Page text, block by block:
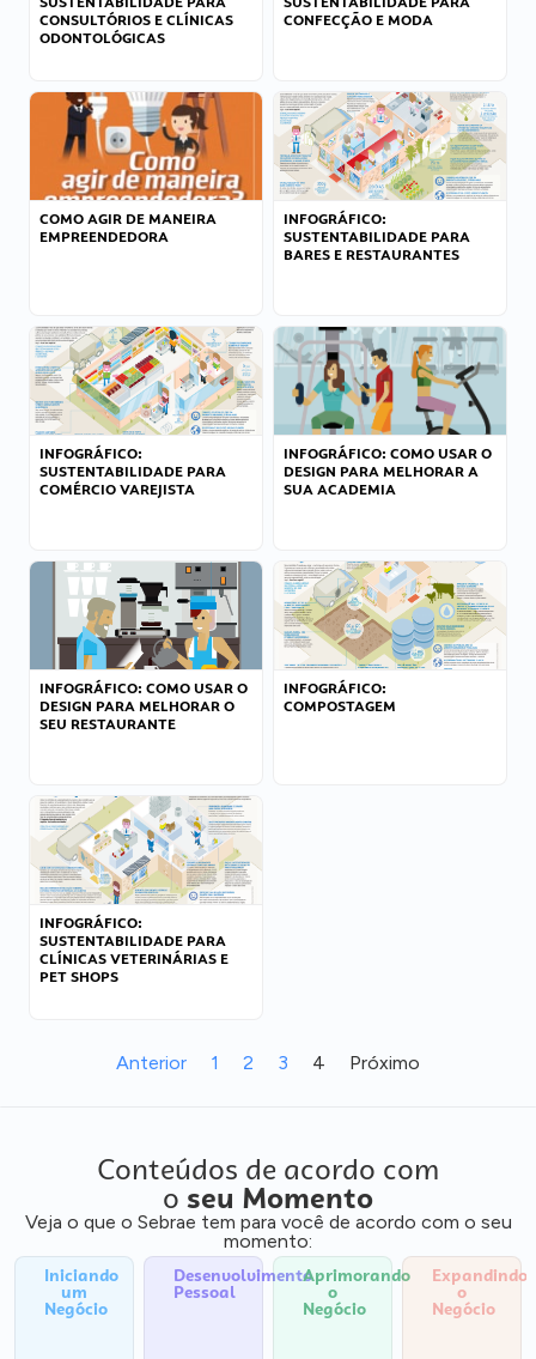
CONSULTÓRIOS E CLÍNICAS
ODONTOLÓGICAS
CONFECÇÃO E MODA
COMO AGIR DE MANEIRA
EMPREENDEDORA
INFOGRÁFICO:
SUSTENTABILIDADE PARA
BARES E RESTAURANTES
INFOGRÁFICO:
SUSTENTABILIDADE PARA
COMÉRCIO VAREJISTA
INFOGRÁFICO: COMO USAR O
DESIGN PARA MELHORAR A
SUA ACADEMIA
INFOGRÁFICO: COMO USAR O
DESIGN PARA MELHORAR O
SEU RESTAURANTE
INFOGRÁFICO:
COMPOSTAGEM
INFOGRÁFICO:
SUSTENTABILIDADE PARA
CLÍNICAS VETERINÁRIAS E
PET SHOPS
Anterior 1 2 3 4 Próximo
Conteúdos de acordo com
o seu Momento
Veja o que o Sebrae tem para você de acordo com o seu
momento:
Iniciando
um
Negócio
Desenvolvimento
Pessoal
Aprimorando
o
Negócio
Expandindo
o
Negócio